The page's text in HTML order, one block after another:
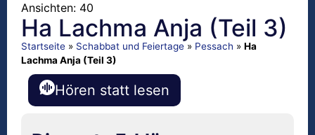
Ansichten: 40
Ha Lachma Anja (Teil 3)
Startseite » Schabbat und Feiertage » Pessach » Ha
Lachma Anja (Teil 3)
Hören statt lesen